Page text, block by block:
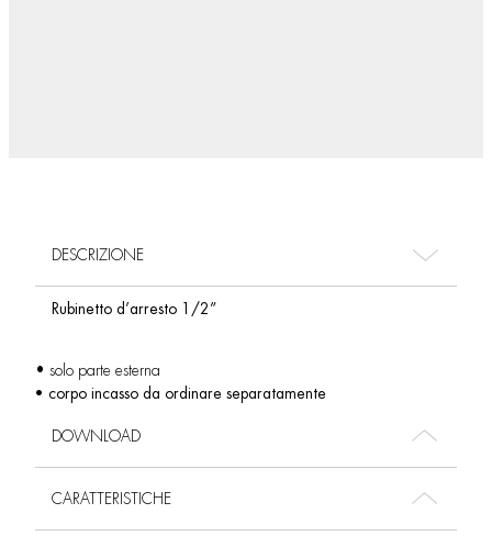
DESCRIZIONE
Rubinetto d’arresto 1/2”
• solo parte esterna
• corpo incasso da ordinare separatamente
DOWNLOAD
CARATTERISTICHE